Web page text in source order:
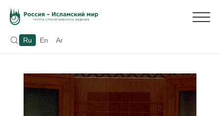
Ru En Ar